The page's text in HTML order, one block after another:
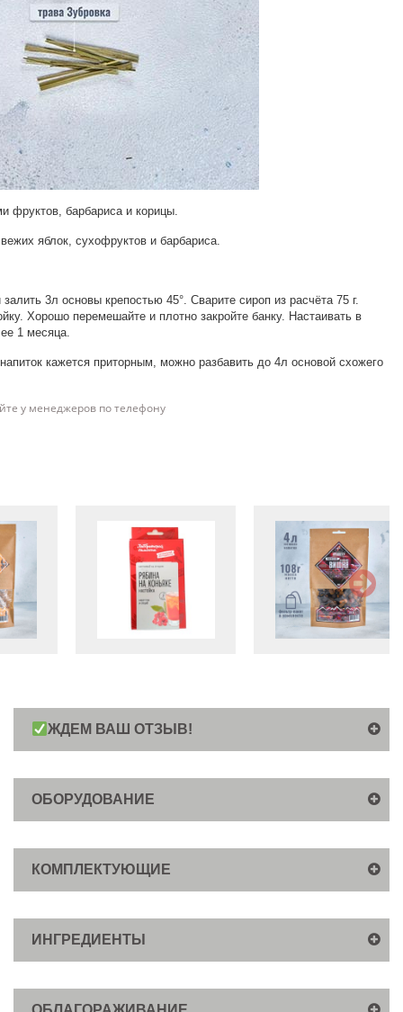
фруктов, барбариса и корицы.
яблок, сухофруктов и барбариса.
3л основы крепостью 45°. Сварите сироп из расчёта 75 г.
Хорошо перемешайте и плотно закройте банку. Настаивать в
1 месяца.
кажется приторным, можно разбавить до 4л основой схожего
у менеджеров по телефону
ЖДЕМ ВАШ ОТЗЫВ!
ОБОРУДОВАНИЕ
КОМПЛЕКТУЮЩИЕ
ИНГРЕДИЕНТЫ